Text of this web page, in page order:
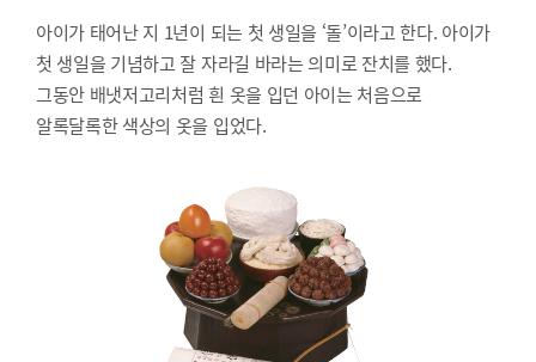
아이가 태어난 지 1년이 되는 첫 생일을 ‘돌’이라고 한다. 아이가
첫 생일을 기념하고 잘 자라길 바라는 의미로 잔치를 했다.
그동안 배냇저고리처럼 흰 옷을 입던 아이는 처음으로
알록달록한 색상의 옷을 입었다.